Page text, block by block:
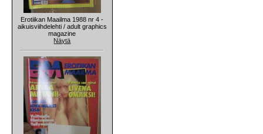
Erotiikan Maailma 1988 nr 4 -
aikuisviihdelehti / adult graphics
magazine
Näytä